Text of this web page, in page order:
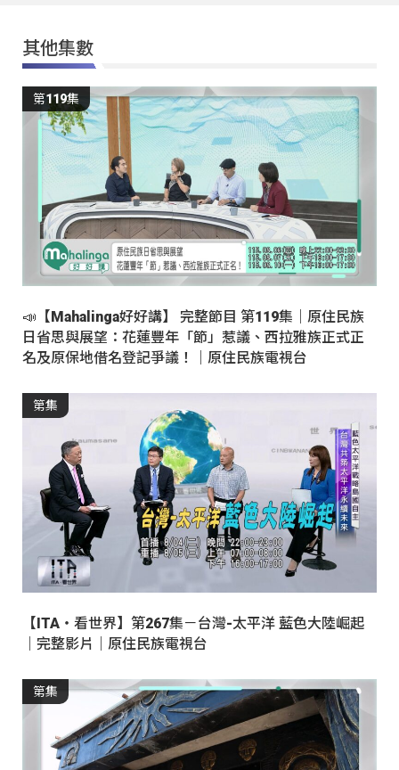
其他集數
第119集
📣【Mahalinga好好講】 完整節目 第119集｜原住民族
日省思與展望：花蓮豐年「節」惹議、西拉雅族正式正
名及原保地借名登記爭議！｜原住民族電視台
第集
【ITA・看世界】第267集－台灣-太平洋 藍色大陸崛起
｜完整影片｜原住民族電視台
第集